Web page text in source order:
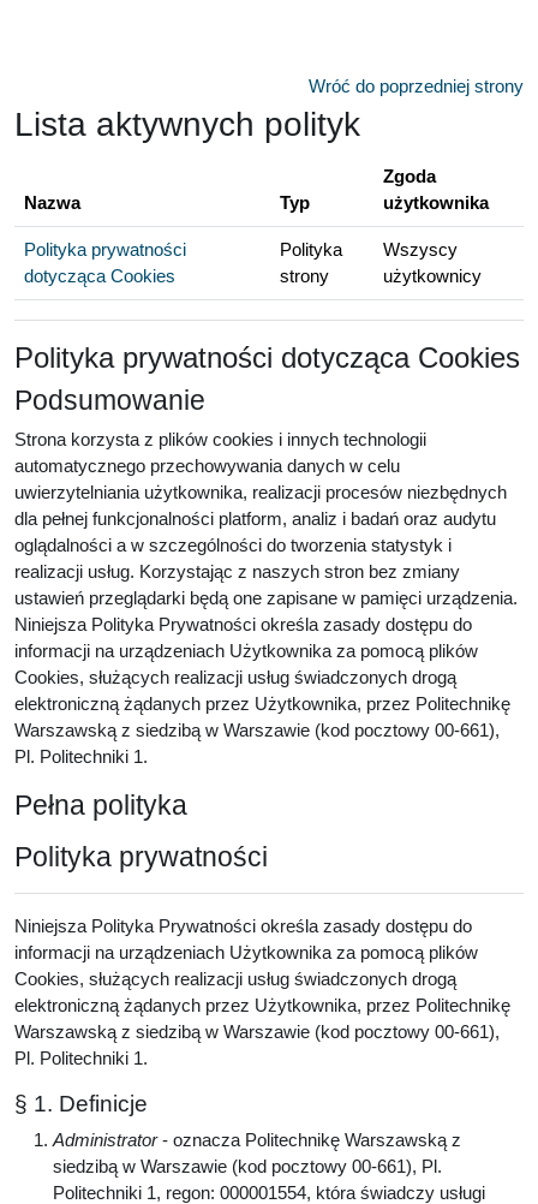
Wróć do poprzedniej strony
Lista aktywnych polityk
Nazwa Typ
Zgoda
użytkownika
Polityka prywatności
dotycząca Cookies
Polityka
strony
Wszyscy
użytkownicy
Polityka prywatności dotycząca Cookies
Podsumowanie
Strona korzysta z plików cookies i innych technologii
automatycznego przechowywania danych w celu
uwierzytelniania użytkownika, realizacji procesów niezbędnych
dla pełnej funkcjonalności platform, analiz i badań oraz audytu
oglądalności a w szczególności do tworzenia statystyk i
realizacji usług. Korzystając z naszych stron bez zmiany
ustawień przeglądarki będą one zapisane w pamięci urządzenia.
Niniejsza Polityka Prywatności określa zasady dostępu do
informacji na urządzeniach Użytkownika za pomocą plików
Cookies, służących realizacji usług świadczonych drogą
elektroniczną żądanych przez Użytkownika, przez Politechnikę
Warszawską z siedzibą w Warszawie (kod pocztowy 00-661),
Pl. Politechniki 1.
Pełna polityka
Polityka prywatności
Niniejsza Polityka Prywatności określa zasady dostępu do
informacji na urządzeniach Użytkownika za pomocą plików
Cookies, służących realizacji usług świadczonych drogą
elektroniczną żądanych przez Użytkownika, przez Politechnikę
Warszawską z siedzibą w Warszawie (kod pocztowy 00-661),
Pl. Politechniki 1.
§ 1. Definicje
Administrator- oznacza Politechnikę Warszawską z
siedzibą w Warszawie (kod pocztowy 00-661), Pl.
Politechniki 1, regon: 000001554, która świadczy usługi